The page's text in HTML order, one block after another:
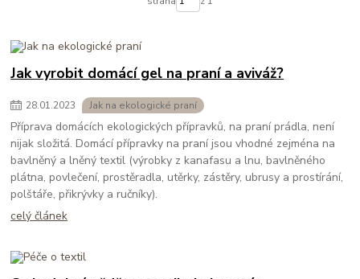
Jak vyrobit domácí gel na praní a aviváž?
28.01.2023 Jak na ekologické praní
Příprava domácích ekologických přípravků, na praní prádla, není
nijak složitá. Domácí přípravky na praní jsou vhodné zejména na
bavlněný a lněný textil (výrobky z kanafasu a lnu, bavlněného
plátna, povlečení, prostěradla, utěrky, zástěry, ubrusy a prostírání,
polštáře, přikrývky a ručníky).
celý článek